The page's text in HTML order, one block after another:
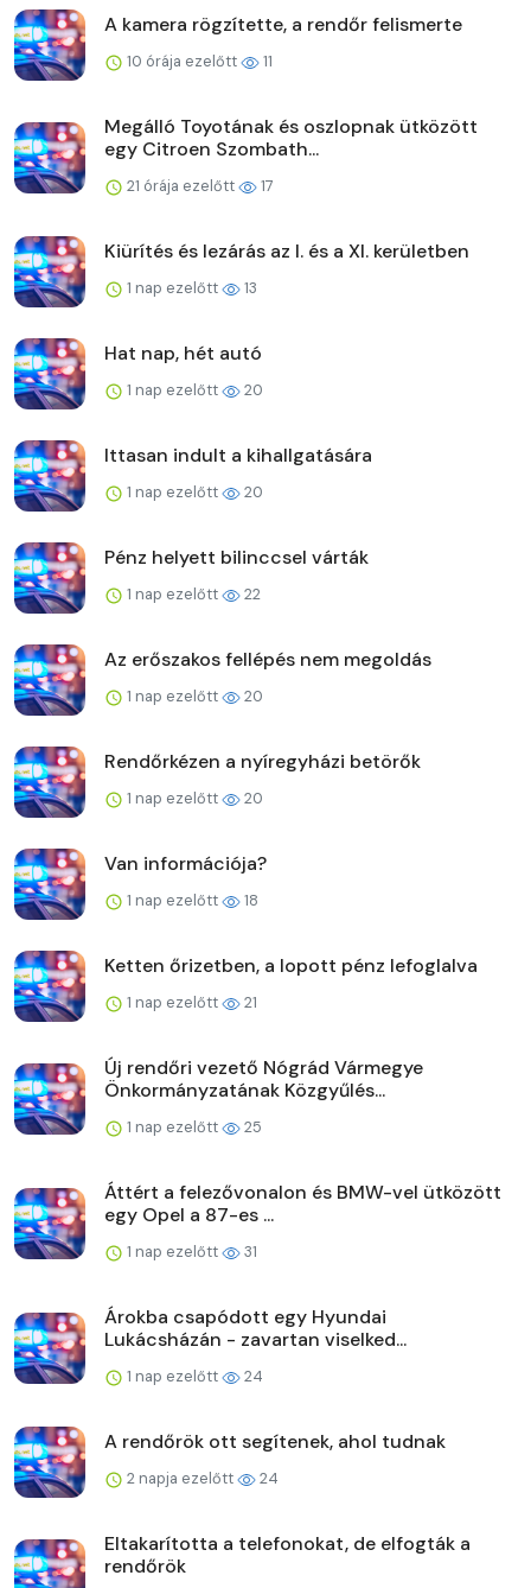
A kamera rögzítette, a rendőr felismerte
10 órája ezelőtt 11
Megálló Toyotának és oszlopnak ütközött
egy Citroen Szombath...
21 órája ezelőtt 17
Kiürítés és lezárás az I. és a XI. kerületben
1 nap ezelőtt 13
Hat nap, hét autó
1 nap ezelőtt 20
Ittasan indult a kihallgatására
1 nap ezelőtt 20
Pénz helyett bilinccsel várták
1 nap ezelőtt 22
Az erőszakos fellépés nem megoldás
1 nap ezelőtt 20
Rendőrkézen a nyíregyházi betörők
1 nap ezelőtt 20
Van információja?
1 nap ezelőtt 18
Ketten őrizetben, a lopott pénz lefoglalva
1 nap ezelőtt 21
Új rendőri vezető Nógrád Vármegye
Önkormányzatának Közgyűlés...
1 nap ezelőtt 25
Áttért a felezővonalon és BMW-vel ütközött
egy Opel a 87-es ...
1 nap ezelőtt 31
Árokba csapódott egy Hyundai
Lukácsházán - zavartan viselked...
1 nap ezelőtt 24
A rendőrök ott segítenek, ahol tudnak
2 napja ezelőtt 24
Eltakarította a telefonokat, de elfogták a
rendőrök